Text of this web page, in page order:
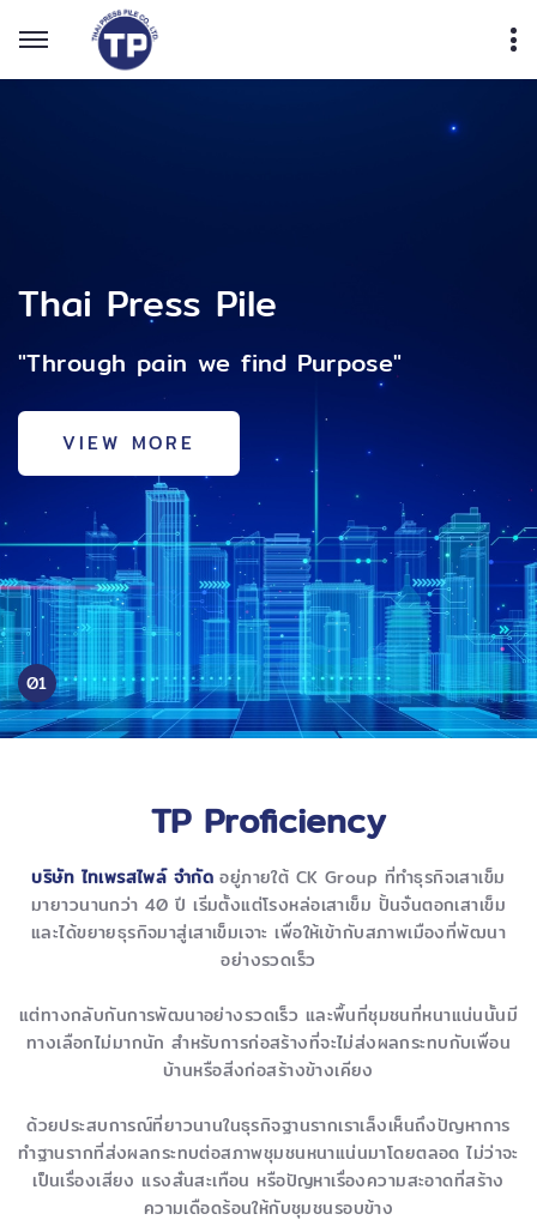
Purpose"
Thai Press Pile
"Through pain we find Purpose"
VIEW MORE
"Through pain we
01
TP Proficiency
บริษัท ไทเพรสไพล์ จำกัดอยู่ภายใต้ CK Group ที่ทำธุรกิจเสาเข็ม
มายาวนานกว่า 40 ปี เริ่มตั้งแต่โรงหล่อเสาเข็ม ปั้นจั่นตอกเสาเข็ม
และได้ขยายธุรกิจมาสู่เสาเข็มเจาะ เพื่อให้เข้ากับสภาพเมืองที่พัฒนา
อย่างรวดเร็ว
แต่ทางกลับกันการพัฒนาอย่างรวดเร็ว และพื้นที่ชุมชนที่หนาแน่นนั้นมี
ทางเลือกไม่มากนัก สำหรับการก่อสร้างที่จะไม่ส่งผลกระทบกับเพื่อน
บ้านหรือสิ่งก่อสร้างข้างเคียง
ด้วยประสบการณ์ที่ยาวนานในธุรกิจฐานรากเราเล็งเห็นถึงปัญหาการ
ทำฐานรากที่ส่งผลกระทบต่อสภาพชุมชนหนาแน่นมาโดยตลอด ไม่ว่าจะ
เป็นเรื่องเสียง แรงสั่นสะเทือน หรือปัญหาเรื่องความสะอาดที่สร้าง
ความเดือดร้อนให้กับชุมชนรอบข้าง